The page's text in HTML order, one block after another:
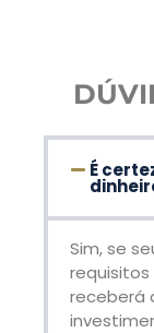
É
Sim, se
requisitos
receberá